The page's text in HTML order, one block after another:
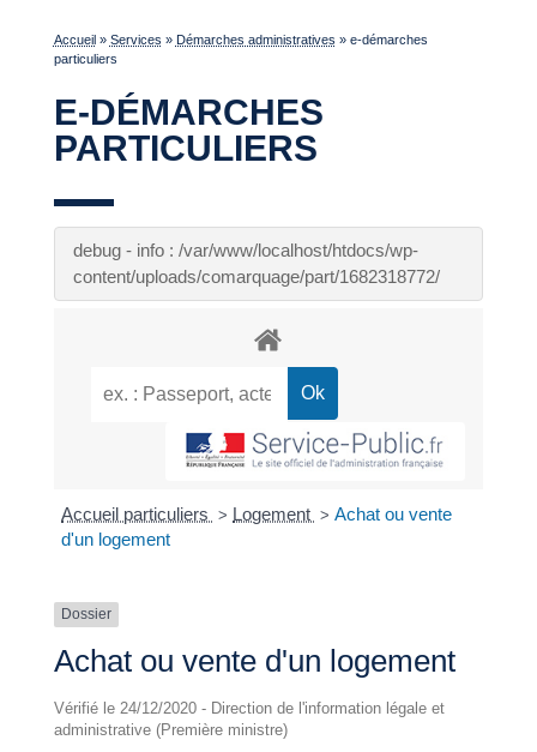
Accueil » Services » Démarches administratives » e-démarches
particuliers
E-DÉMARCHES
PARTICULIERS
debug - info : /var/www/localhost/htdocs/wp-
content/uploads/comarquage/part/1682318772/
Accueil particuliers > Logement > Achat ou vente
d'un logement
Dossier
Achat ou vente d'un logement
Vérifié le 24/12/2020 - Direction de l'information légale et
administrative (Première ministre)